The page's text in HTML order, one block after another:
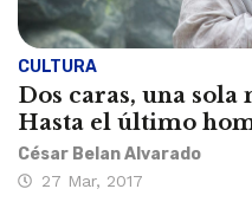
CULTURA
Dos caras, una sola
Hasta el último
César Belan Alvarado
27 Mar, 2017